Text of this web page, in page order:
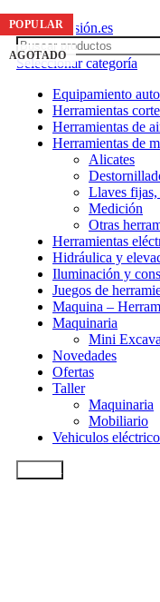
ENVIO GRATIS A
Seleccionar categoría
Equipamiento
Herramientas
Herramientas de
Herramientas de
Alicates
Llaves fijas,
Medición
Otras
Herramientas
Hidráulica y
Iluminación y
Juegos de
Maquina –
Maquinaria
Mini
Novedades
Ofertas
Taller
Maquinaria
Mobiliario
Vehiculos
Buscar...
AGOTADO
AGOTADO
-9%
AGOTADO
AGOTADO
POPULAR
POPULAR